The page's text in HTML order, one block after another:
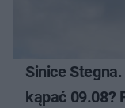
Sinice
kąpać 09.08?